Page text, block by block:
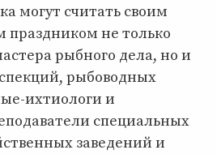
могут считать своим
не только
рыбного дела, но и
рыбоводных
ихтиологи и
специальных
заведений и